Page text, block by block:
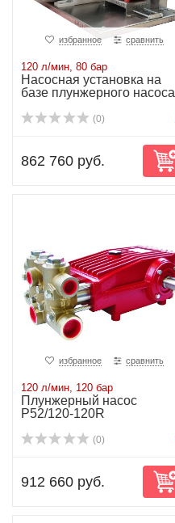
избранное сравнить
120 л/мин, 80 бар
Насосная установка на
базе плунжерного насоса
(0)
862 760 руб.
избранное сравнить
120 л/мин, 120 бар
Плунжерный насос
P52/120-120R
(0)
912 660 руб.